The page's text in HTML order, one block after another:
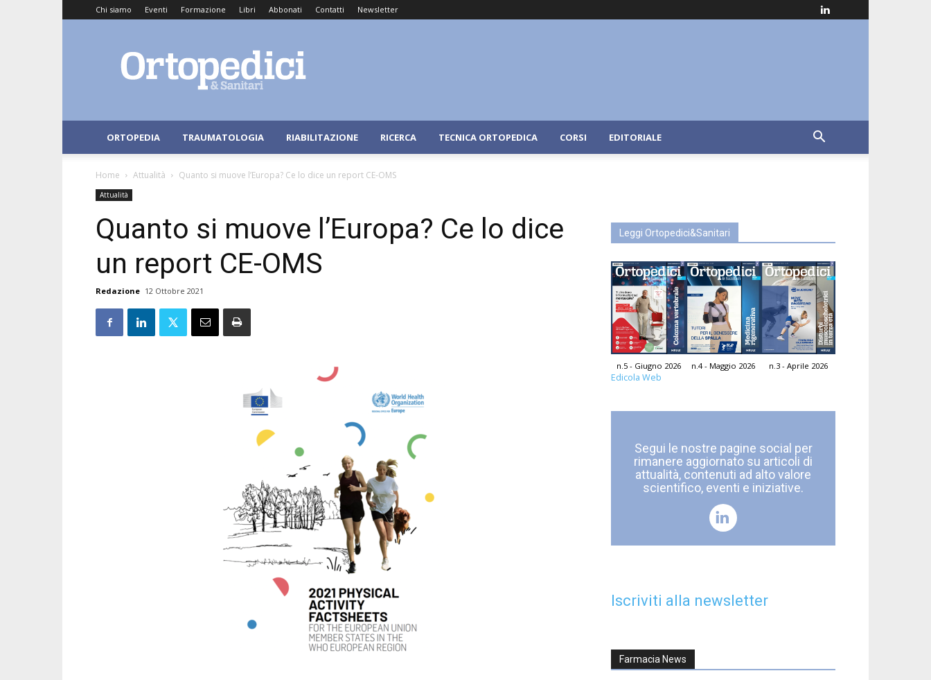
Chi siamo Eventi Formazione Libri Abbonati Contatti Newsletter
e
Sanitari
ORTOPEDIA TRAUMATOLOGIA RIABILITAZIONE RICERCA TECNICA ORTOPEDICA CORSI EDITORIALE
Home Attualità Quanto si muove l’Europa? Ce lo dice un report CE-OMS
Attualità
Quanto si muove l’Europa? Ce lo dice
un report CE-OMS
Redazione 12 Ottobre 2021
Leggi Ortopedici&Sanitari
n.5 - Giugno 2026 n.4 - Maggio 2026 n.3 - Aprile 2026
Edicola Web
Segui le nostre pagine social per
rimanere aggiornato su articoli di
attualità, contenuti ad alto valore
scientifico, eventi e iniziative.
Iscriviti alla newsletter
Farmacia News